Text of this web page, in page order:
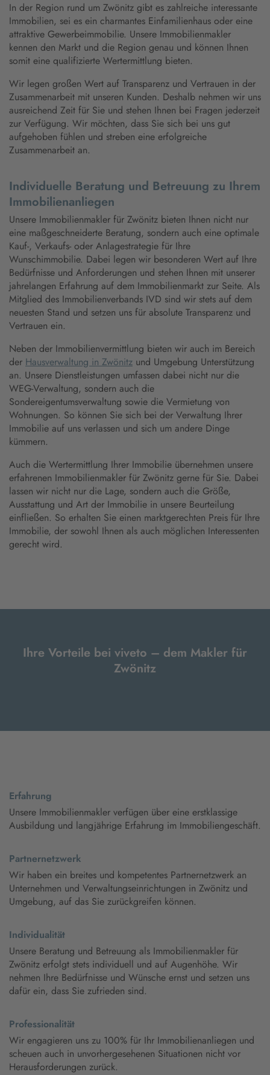
In der Region rund um Zwönitz gibt es zahlreiche interessante
Immobilien, sei es ein charmantes Einfamilienhaus oder eine
attraktive Gewerbeimmobilie. Unsere Immobilienmakler
kennen den Markt und die Region genau und können Ihnen
somit eine qualifizierte Wertermittlung bieten.
Wir legen großen Wert auf Transparenz und Vertrauen in der
Zusammenarbeit mit unseren Kunden. Deshalb nehmen wir uns
ausreichend Zeit für Sie und stehen Ihnen bei Fragen jederzeit
zur Verfügung. Wir möchten, dass Sie sich bei uns gut
aufgehoben fühlen und streben eine erfolgreiche
Zusammenarbeit an.
Individuelle Beratung und Betreuung zu Ihrem
Immobilienanliegen
Unsere Immobilienmakler für Zwönitz bieten Ihnen nicht nur
eine maßgeschneiderte Beratung, sondern auch eine optimale
Kauf-, Verkaufs- oder Anlagestrategie für Ihre
Wunschimmobilie. Dabei legen wir besonderen Wert auf Ihre
Bedürfnisse und Anforderungen und stehen Ihnen mit unserer
jahrelangen Erfahrung auf dem Immobilienmarkt zur Seite. Als
Mitglied des Immobilienverbands IVD sind wir stets auf dem
neuesten Stand und setzen uns für absolute Transparenz und
Vertrauen ein.
Neben der Immobilienvermittlung bieten wir auch im Bereich
der Hausverwaltung in Zwönitz und Umgebung Unterstützung
an. Unsere Dienstleistungen umfassen dabei nicht nur die
WEG-Verwaltung, sondern auch die
Sondereigentumsverwaltung sowie die Vermietung von
Wohnungen. So können Sie sich bei der Verwaltung Ihrer
Immobilie auf uns verlassen und sich um andere Dinge
kümmern.
Auch die Wertermittlung Ihrer Immobilie übernehmen unsere
erfahrenen Immobilienmakler für Zwönitz gerne für Sie. Dabei
lassen wir nicht nur die Lage, sondern auch die Größe,
Ausstattung und Art der Immobilie in unsere Beurteilung
einfließen. So erhalten Sie einen marktgerechten Preis für Ihre
Immobilie, der sowohl Ihnen als auch möglichen Interessenten
gerecht wird.
Ihre Vorteile bei viveto – dem Makler für
Zwönitz
Erfahrung
Unsere Immobilienmakler verfügen über eine erstklassige
Ausbildung und langjährige Erfahrung im Immobiliengeschäft.
Partnernetzwerk
Wir haben ein breites und kompetentes Partnernetzwerk an
Unternehmen und Verwaltungseinrichtungen in Zwönitz und
Umgebung, auf das Sie zurückgreifen können.
Individualität
Unsere Beratung und Betreuung als Immobilienmakler für
Zwönitz erfolgt stets individuell und auf Augenhöhe. Wir
nehmen Ihre Bedürfnisse und Wünsche ernst und setzen uns
dafür ein, dass Sie zufrieden sind.
Professionalität
Wir engagieren uns zu 100% für Ihr Immobilienanliegen und
scheuen auch in unvorhergesehenen Situationen nicht vor
Herausforderungen zurück.